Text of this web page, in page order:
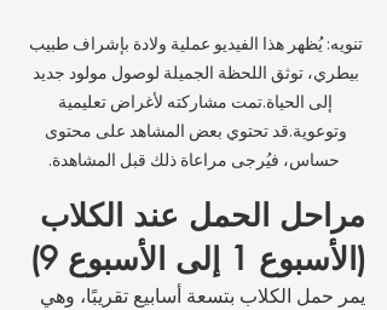
تنويه: يُظهر هذا الفيديو عملية ولادة بإشراف طبيب
بيطري، توثق اللحظة الجميلة لوصول مولود جديد
إلى الحياة.تمت مشاركته لأغراض تعليمية
وتوعوية.قد تحتوي بعض المشاهد على محتوى
حساس، فيُرجى مراعاة ذلك قبل المشاهدة.
مراحل الحمل عند الكلاب
(الأسبوع 1 إلى الأسبوع 9)
يمر حمل الكلاب بتسعة أسابيع تقريبًا، وهي